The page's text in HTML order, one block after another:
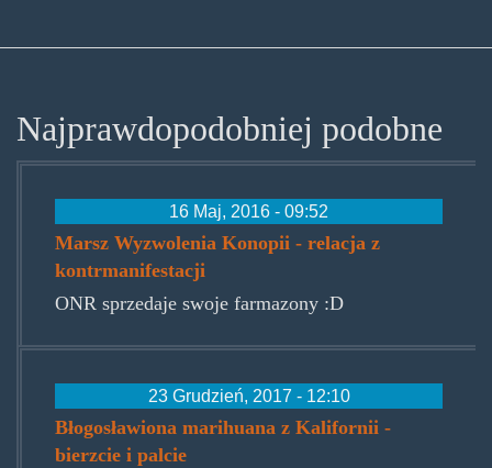
Najprawdopodobniej podobne
16 Maj, 2016 - 09:52
Marsz Wyzwolenia Konopii - relacja z
kontrmanifestacji
ONR sprzedaje swoje farmazony :D
23 Grudzień, 2017 - 12:10
Błogosławiona marihuana z Kalifornii -
bierzcie i palcie